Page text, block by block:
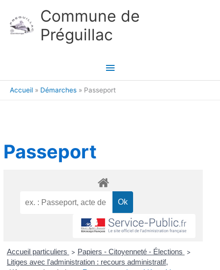
Commune de
Préguillac
Menu
principal
Accueil Démarches Passeport
Passeport
Accueil particuliers > Papiers - Citoyenneté - Élections >
Litiges avec l'administration : recours administratif,